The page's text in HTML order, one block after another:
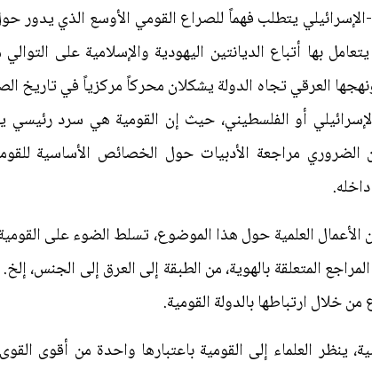
يتطلب فهماً للصراع القومي الأوسع الذي يدور
بها أتباع الديانتين اليهودية والإسلامية على
العرقي تجاه الدولة يشكلان محركاً مركزياً في تاريخ
أو الفلسطيني، حيث إن القومية هي سرد رئيسي
الضروري مراجعة الأدبيات حول الخصائص الأساسية
العلمية حول هذا الموضوع، تسلط الضوء على القومية
المتعلقة بالهوية، من الطبقة إلى العرق إلى الجنس،
من خلال ارتباطها بالدولة القومية.
ينظر العلماء إلى القومية باعتبارها واحدة من أقوى